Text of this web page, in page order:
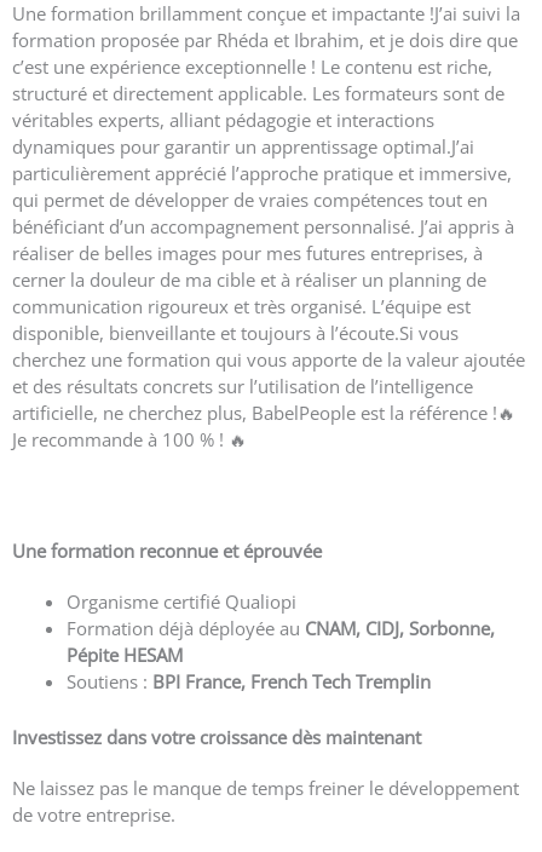
Une formation brillamment conçue et impactante !J’ai suivi la
formation proposée par Rhéda et Ibrahim, et je dois dire que
c’est une expérience exceptionnelle ! Le contenu est riche,
structuré et directement applicable. Les formateurs sont de
véritables experts, alliant pédagogie et interactions
dynamiques pour garantir un apprentissage optimal.J’ai
particulièrement apprécié l’approche pratique et immersive,
qui permet de développer de vraies compétences tout en
bénéficiant d’un accompagnement personnalisé. J’ai appris à
réaliser de belles images pour mes futures entreprises, à
cerner la douleur de ma cible et à réaliser un planning de
communication rigoureux et très organisé. L’équipe est
disponible, bienveillante et toujours à l’écoute.Si vous
cherchez une formation qui vous apporte de la valeur ajoutée
et des résultats concrets sur l’utilisation de l’intelligence
artificielle, ne cherchez plus, BabelPeople est la référence !🔥
Je recommande à 100 % ! 🔥
Une formation reconnue et éprouvée
Organisme certifié Qualiopi
Formation déjà déployée au CNAM, CIDJ, Sorbonne,
Pépite HESAM
Soutiens : BPI France, French Tech Tremplin
Investissez dans votre croissance dès maintenant
Ne laissez pas le manque de temps freiner le développement
de votre entreprise.